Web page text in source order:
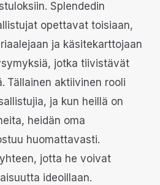
Splendedin
opettavat toisiaan,
ja käsitekarttojaan
jotka tiivistävät
Tällainen aktiivinen rooli
ja kun heillä on
heidän oma
huomattavasti.
jotta he voivat
ideoillaan.